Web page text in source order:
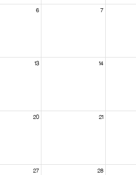
6 7
13 14
20 21
27 28